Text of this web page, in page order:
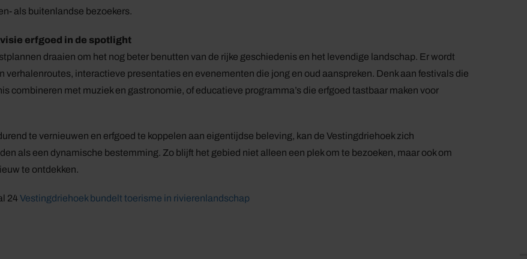
als buitenlandse bezoekers.
erfgoed in de spotlight
draaien om het nog beter benutten van de rijke geschiedenis en het levendige landschap. Er wordt
verhalenroutes, interactieve presentaties en evenementen die jong en oud aanspreken. Denk aan festivals die
combineren met muziek en gastronomie, of educatieve programma’s die erfgoed tastbaar maken voor
te vernieuwen en erfgoed te koppelen aan eigentijdse beleving, kan de Vestingdriehoek zich
als een dynamische bestemming. Zo blijft het gebied niet alleen een plek om te bezoeken, maar ook om
te ontdekken.
24 Vestingdriehoek bundelt toerisme in rivierenlandschap